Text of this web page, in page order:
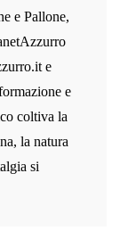
e Pallone,
e
e
coltiva la
la natura
si